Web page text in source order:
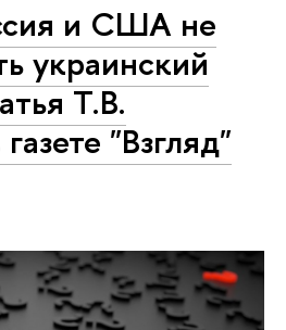
и США не
украинский
Т.В.
"Взгляд"